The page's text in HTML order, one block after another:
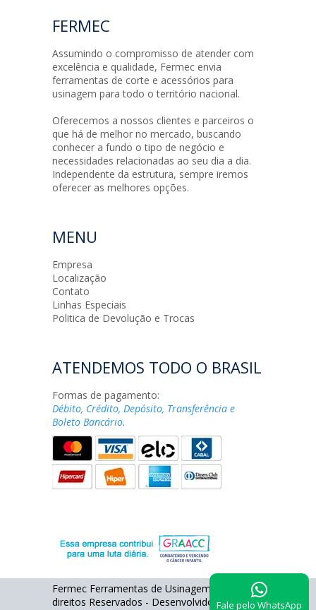
FERMEC
Assumindo o compromisso de atender com
excelência e qualidade, Fermec envia
ferramentas de corte e acessórios para
usinagem para todo o território nacional.
Oferecemos a nossos clientes e parceiros o
que há de melhor no mercado, buscando
conhecer a fundo o tipo de negócio e
necessidades relacionadas ao seu dia a dia.
Independente da estrutura, sempre iremos
oferecer as melhores opções.
MENU
Empresa
Localização
Contato
Linhas Especiais
Politica de Devolução e Trocas
ATENDEMOS TODO O BRASIL
Formas de pagamento:
Débito, Crédito, Depósito, Transferência e
Boleto Bancário.
Fermec Ferramentas de Usinagem - Todos os
direitos Reservados - Desenvolvido porFale pelo WhatsApp